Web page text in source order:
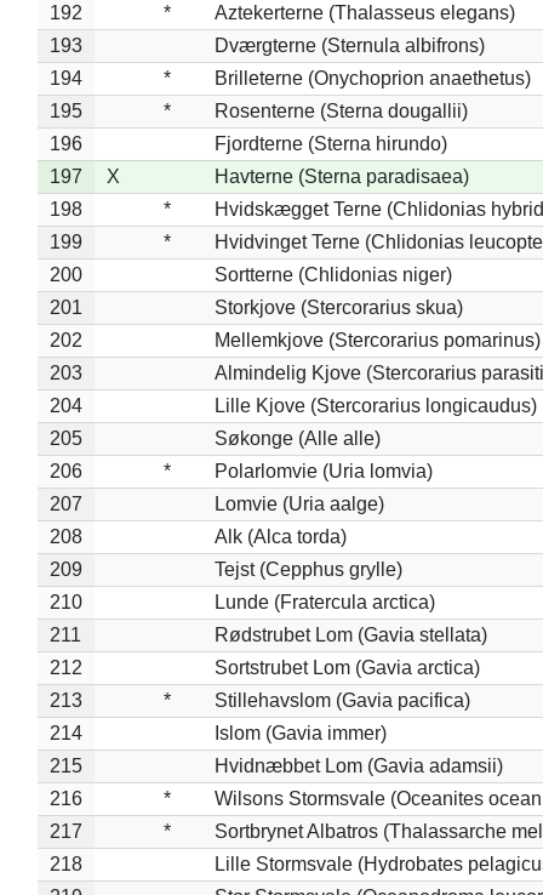
192
*
Aztekerterne (Thalasseus elegans)
193
Dværgterne (Sternula albifrons)
194
*
Brilleterne (Onychoprion anaethetus)
195
*
Rosenterne (Sterna dougallii)
196
Fjordterne (Sterna hirundo)
197
X
Havterne (Sterna paradisaea)
198
*
Hvidskægget Terne (Chlidonias
199
*
Hvidvinget Terne (Chlidonias
200
Sortterne (Chlidonias niger)
201
Storkjove (Stercorarius skua)
202
Mellemkjove (Stercorarius pomarinus)
203
Almindelig Kjove (Stercorarius
204
Lille Kjove (Stercorarius longicaudus)
205
Søkonge (Alle alle)
206
*
Polarlomvie (Uria lomvia)
207
Lomvie (Uria aalge)
208
Alk (Alca torda)
209
Tejst (Cepphus grylle)
210
Lunde (Fratercula arctica)
211
Rødstrubet Lom (Gavia stellata)
212
Sortstrubet Lom (Gavia arctica)
213
*
Stillehavslom (Gavia pacifica)
214
Islom (Gavia immer)
215
Hvidnæbbet Lom (Gavia adamsii)
216
*
Wilsons Stormsvale (Oceanites
217
*
Sortbrynet Albatros (Thalassarche
218
Lille Stormsvale (Hydrobates